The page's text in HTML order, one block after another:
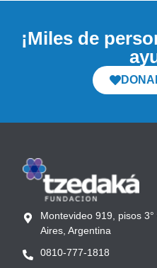
¡Miles de
Montevideo 919, pisos
Aires, Argentina
0810-777-1818